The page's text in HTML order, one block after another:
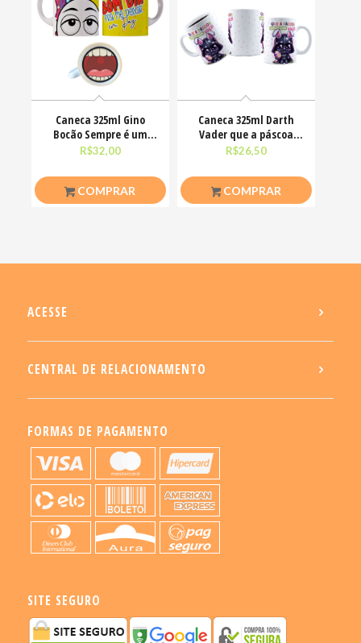
Caneca 325ml Gino
Bocão Sempre é um
bom dia pra me deixar
R$32,00
COMPRAR
Caneca 325ml Darth
Vader que a páscoa
esteja com você
R$26,50
COMPRAR
ACESSE
CENTRAL DE RELACIONAMENTO
FORMAS DE PAGAMENTO
SITE SEGURO